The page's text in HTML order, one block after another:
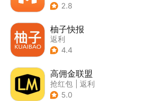
2.8
柚子快报
返利
4.4
高佣金联盟
抢红包
返利
5.0